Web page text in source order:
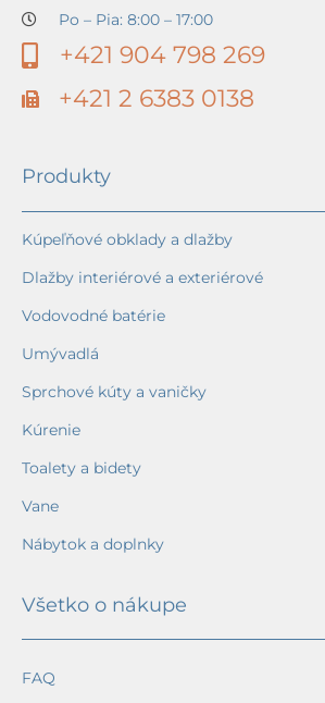
Po – Pia: 8:00 – 17:00
+421 904 798 269
+421 2 6383 0138
Produkty
Kúpeľňové obklady a dlažby
Dlažby interiérové a exteriérové
Vodovodné batérie
Umývadlá
Sprchové kúty a vaničky
Kúrenie
Toalety a bidety
Vane
Nábytok a doplnky
Všetko o nákupe
FAQ